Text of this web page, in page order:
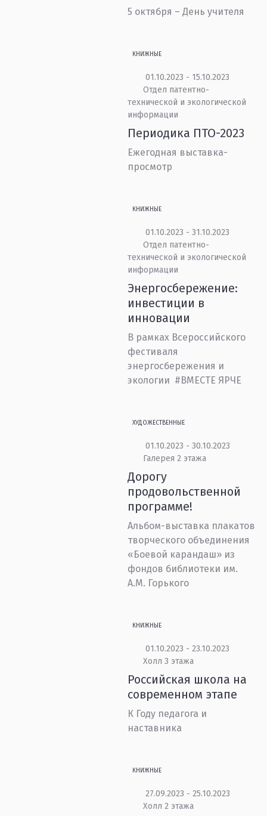
5 октября – День учителя
КНИЖНЫЕ
01.10.2023 - 15.10.2023
Отдел патентно-
технической и экологической
информации
Периодика ПТО-2023
Ежегодная выставка-
просмотр
КНИЖНЫЕ
01.10.2023 - 31.10.2023
Отдел патентно-
технической и экологической
информации
Энергосбережение:
инвестиции в
инновации
В рамках Всероссийского
фестиваля
энергосбережения и
экологии #ВМЕСТЕ ЯРЧЕ
ХУДОЖЕСТВЕННЫЕ
01.10.2023 - 30.10.2023
Галерея 2 этажа
Дорогу
продовольственной
программе!
Альбом-выставка плакатов
творческого объединения
«Боевой карандаш» из
фондов библиотеки им.
А.М. Горького
КНИЖНЫЕ
01.10.2023 - 23.10.2023
Холл 3 этажа
Российская школа на
современном этапе
К Году педагога и
наставника
КНИЖНЫЕ
27.09.2023 - 25.10.2023
Холл 2 этажа